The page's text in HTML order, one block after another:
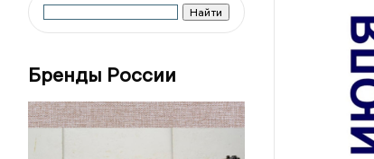
Бренды России